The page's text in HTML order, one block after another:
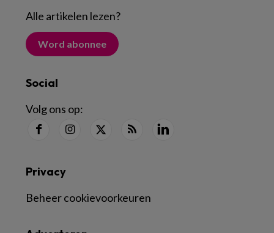
Alle artikelen lezen?
Word abonnee
Social
Volg ons op:
Privacy
Beheer cookievoorkeuren